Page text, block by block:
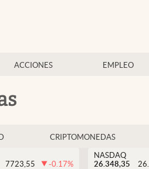
ACCIONES EMPLEO
CRIPTOMONEDAS
7723,55 -0.17%
NASDAQ
26.348,35